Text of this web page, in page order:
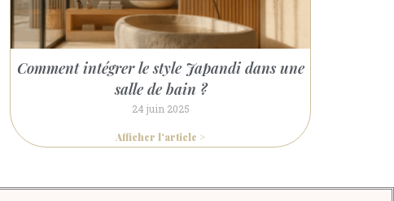
Comment intégrer le style Japandi dans une
salle de bain ?
24 juin 2025
Afficher l'article >